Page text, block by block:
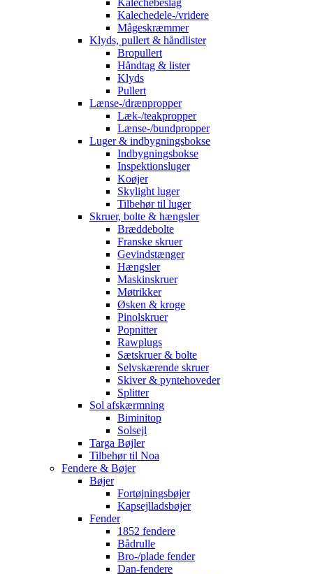
Kalechebeslag
Kalechedele-/vridere
Mågeskræmmer
Klyds, pullert & håndlister
Bropullert
Håndtag & lister
Klyds
Pullert
Lænse-/drænpropper
Læk-/teakpropper
Lænse-/bundpropper
Luger & indbygningsbokse
Indbygningsbokse
Inspektionsluger
Koøjer
Skylight luger
Tilbehør til luger
Skruer, bolte & hængsler
Bræddebolte
Franske skruer
Gevindstænger
Hængsler
Maskinskruer
Møtrikker
Øsken & kroge
Pinolskruer
Popnitter
Rawplugs
Sætskruer & bolte
Selvskærende skruer
Skiver & pyntehoveder
Splitter
Sol afskærmning
Biminitop
Solsejl
Targa Bøjler
Tilbehør til Noa
Fendere & Bøjer
Bøjer
Fortøjningsbøjer
Kapsejlladsbøjer
Fender
1852 fendere
Bådrulle
Bro-/plade fender
Dan-fendere